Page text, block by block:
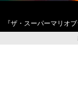
『ザ・スーパーマリオ